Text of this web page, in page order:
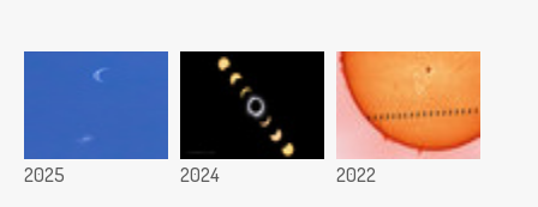
2025 2024 2022